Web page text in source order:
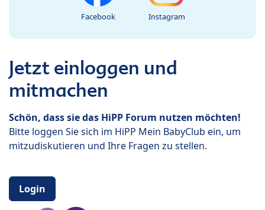
Facebook Instagram
Jetzt einloggen und
mitmachen
Schön, dass sie das HiPP Forum nutzen möchten!
Bitte loggen Sie sich im HiPP Mein BabyClub ein, um
mitzudiskutieren und Ihre Fragen zu stellen.
Login